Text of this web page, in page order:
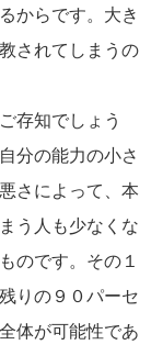
からです。大き
されてしまうの
存知でしょう
分の能力の小さ
さによって、本
う人も少なくな
のです。その１
りの９０パーセ
体が可能性であ